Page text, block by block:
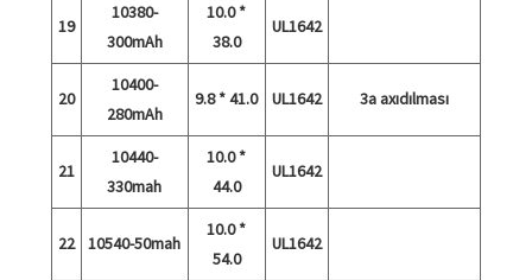
19
10380-
300mAh
10.0 *
38.0
UL1642
20
10400-
280mAh
9.8 * 41.0 UL1642 3a axıdılması
21
10440-
330mah
10.0 *
44.0
UL1642
22 10540-50mah
10.0 *
54.0
UL1642